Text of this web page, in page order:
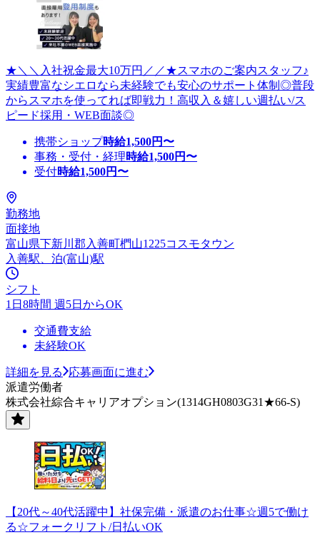
★＼＼入社祝金最大10万円／／★スマホのご案内スタッフ♪
実績豊富なシエロなら未経験でも安心のサポート体制◎普段
からスマホを使ってれば即戦力！高収入＆嬉しい週払い/ス
ピード採用・WEB面談◎
携帯ショップ時給1,500円〜
事務・受付・経理時給1,500円〜
受付時給1,500円〜
勤務地
面接地
富山県下新川郡入善町椚山1225コスモタウン
入善駅、泊(富山)駅
シフト
1日8時間 週5日からOK
交通費支給
未経験OK
詳細を見る
応募画面に進む
派遣労働者
株式会社綜合キャリアオプション(1314GH0803G31★66-S)
【20代～40代活躍中】社保完備・派遣のお仕事☆週5で働け
る☆フォークリフト/日払いOK